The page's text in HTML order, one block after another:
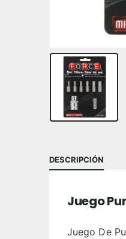
DESCRIPCIÓN
Juego
Juego De